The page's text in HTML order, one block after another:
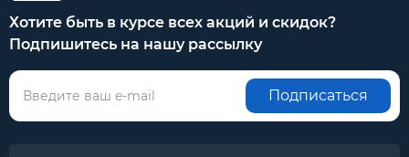
Хотите быть в курсе всех акций и скидок?
Подпишитесь на нашу рассылку
Подписаться